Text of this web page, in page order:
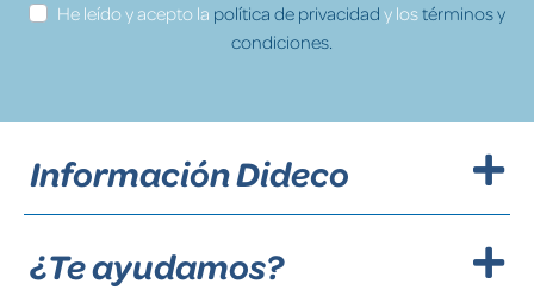
He leído y acepto la política de privacidad y lostérminos y
condiciones.
Información Dideco
¿Te ayudamos?